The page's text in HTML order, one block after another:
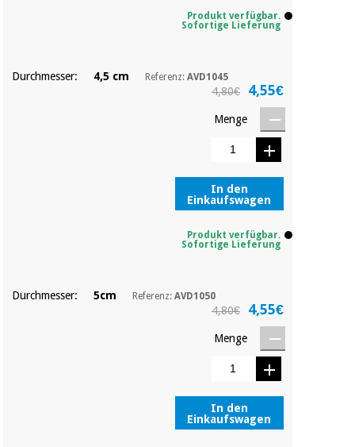
Produkt verfügbar.
Sofortige Lieferung
Durchmesser: 4,5 cm Referenz:AVD1045
4,80€ 4,55€
Menge
In den
Einkaufswagen
Produkt verfügbar.
Sofortige Lieferung
Durchmesser: 5cm Referenz:AVD1050
4,80€ 4,55€
Menge
In den
Einkaufswagen